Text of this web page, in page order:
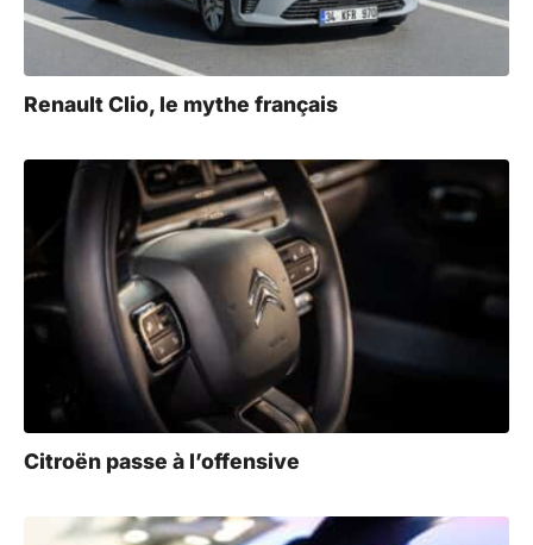
Renault Clio, le mythe français
Citroën passe à l’offensive